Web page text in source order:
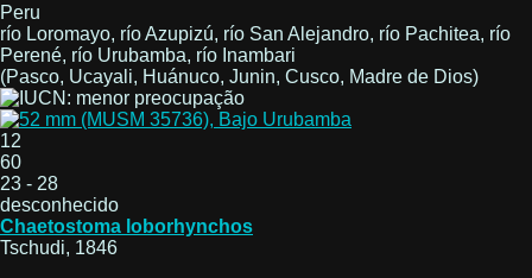
Peru
río Loromayo, río Azupizú, río San Alejandro, río Pachitea, río
Perené, río Urubamba, río Inambari
(Pasco, Ucayali, Huánuco, Junin, Cusco, Madre de Dios)
12
60
23 - 28
desconhecido
Chaetostoma loborhynchos
Tschudi, 1846